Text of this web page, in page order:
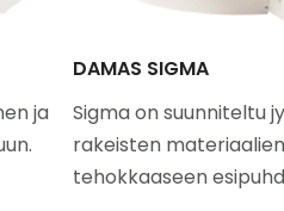
ja
DAMAS SIGMA
Sigma on suunniteltu
rakeisten materiaalien
tehokkaaseen